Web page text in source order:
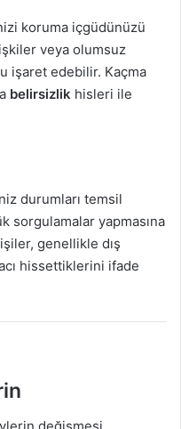
koruma içgüdünüzü
veya olumsuz
işaret edebilir. Kaçma
belirsizlik hisleri ile
durumları temsil
sorgulamalar yapmasına
genellikle dış
hissettiklerini ifade